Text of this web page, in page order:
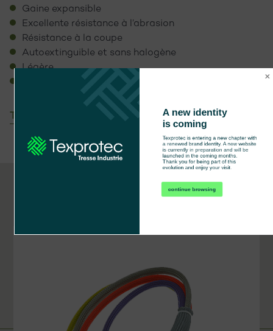
Gaine expansible
Excellente résistance à l’abrasion
Résistance à la coupe
Autoextinguible et sans halogène
Légère
Télécharger la fiche technique
A new identity
is coming
Texprotec is entering a new chapter with
a renewed brand identity. A new website
is currently in preparation and will be
launched in the coming months.
Thank you for being part of this
evolution and enjoy your visit.
continue browsing